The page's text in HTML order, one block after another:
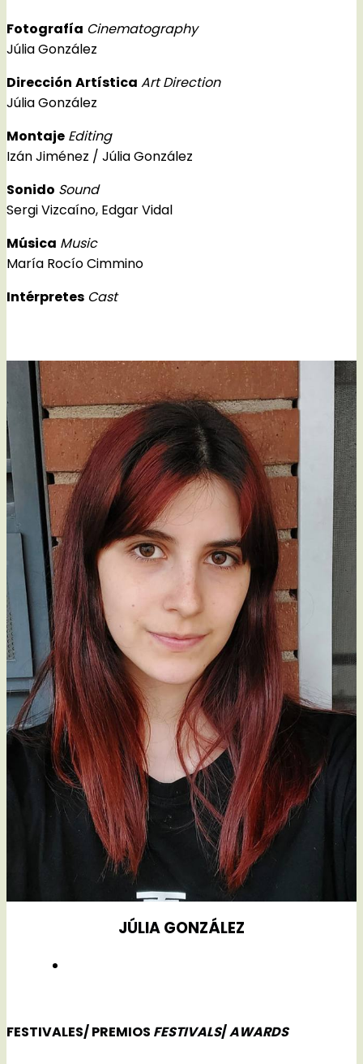
Fotografía Cinematography
Júlia González
Dirección Artística Art Direction
Júlia González
Montaje Editing
Izán Jiménez / Júlia González
Sonido Sound
Sergi Vizcaíno, Edgar Vidal
Música Music
María Rocío Cimmino
Intérpretes Cast
JÚLIA GONZÁLEZ
FESTIVALES/ PREMIOS FESTIVALS/AWARDS